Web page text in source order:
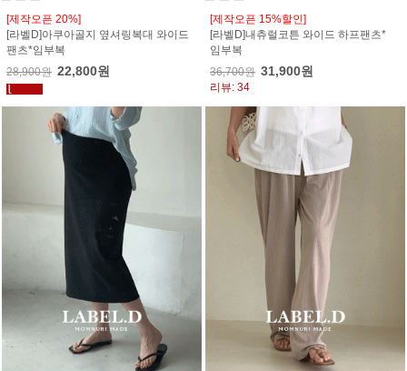
[제작오픈 20%]
[라벨D]아쿠아골지 옆셔링복대 와이드
팬츠*임부복
28,900원 22,800원
[제작오픈 15%할인]
[라벨D]내츄럴코튼 와이드 하프팬츠*
임부복
36,700원 31,900원
리뷰: 34